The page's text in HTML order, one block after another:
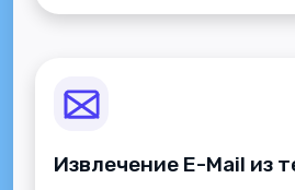
Извлечение E-Mail из